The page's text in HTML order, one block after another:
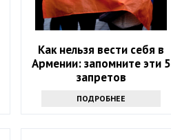
Как нельзя вести себя в
Армении: запомните эти 5
запретов
ПОДРОБНЕЕ